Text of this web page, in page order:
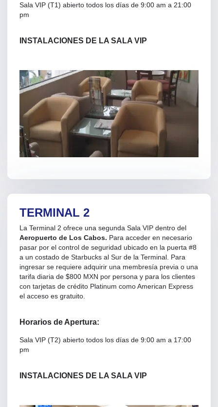
Sala VIP (T1) abierto todos los días de 9:00 am a 21:00
pm
INSTALACIONES DE LA SALA VIP
TERMINAL 2
La Terminal 2 ofrece una segunda Sala VIP dentro del
Aeropuerto de Los Cabos. Para acceder en necesario
pasar por el control de seguridad ubicado en la puerta #8
a un costado de Starbucks al Sur de la Terminal. Para
ingresar se requiere adquirir una membresía previa o una
tarifa diaria de $800 MXN por persona y para los clientes
con tarjetas de crédito Platinum como American Express
el acceso es gratuito.
Horarios de Apertura:
Sala VIP (T2) abierto todos los días de 9:00 am a 17:00
pm
INSTALACIONES DE LA SALA VIP